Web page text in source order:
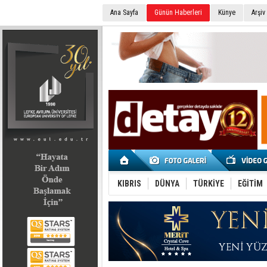
Ana Sayfa Günün Haberleri Künye Arşiv
KIBRIS DÜNYA TÜRKİYE EĞİTİM